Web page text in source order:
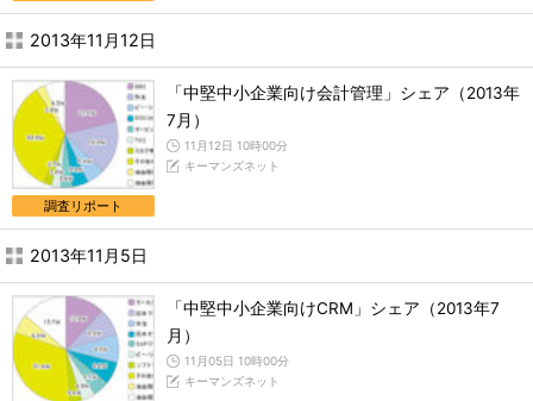
2013年11月12日
調査リポート
「中堅中小企業向け会計管理」シェア（2013年
7月）
11月12日 10時00分
キーマンズネット
2013年11月5日
「中堅中小企業向けCRM」シェア（2013年7
月）
11月05日 10時00分
キーマンズネット